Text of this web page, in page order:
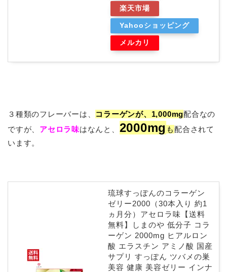
楽天市場
Yahooショッピング
メルカリ
３種類のフレーバーは、 コラーゲンが、 1,000mg配合なの
ですが、 アセロラ味はなんと、 2000mgも配合されて
います。
琉球すっぽんのコラーゲン
ゼリー2000（30本入り 約1
ヵ月分）アセロラ味【送料
無料】しまのや 低分子 コラ
ーゲン 2000mg ヒアルロン
酸 エラスチン アミノ酸 国産
サプリ すっぽん ツバメの巣
美容 健康 美容ゼリー インナ